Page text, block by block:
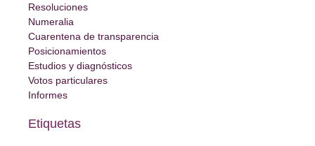
Resoluciones
Numeralia
Cuarentena de transparencia
Posicionamientos
Estudios y diagnósticos
Votos particulares
Informes
Etiquetas